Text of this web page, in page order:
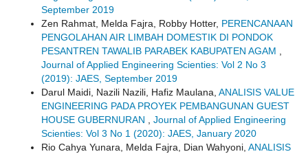
September 2019
Zen Rahmat, Melda Fajra, Robby Hotter, PERENCANAAN
PENGOLAHAN AIR LIMBAH DOMESTIK DI PONDOK
PESANTREN TAWALIB PARABEK KABUPATEN AGAM
Journal of Applied Engineering Scienties: Vol 2 No 3
(2019): JAES, September 2019
Darul Maidi, Nazili Nazili, Hafiz Maulana, ANALISIS VALUE
ENGINEERING PADA PROYEK PEMBANGUNAN GUEST
HOUSE GUBERNURAN
Journal of Applied Engineering
Scienties: Vol 3 No 1 (2020): JAES, January 2020
Rio Cahya Yunara, Melda Fajra, Dian Wahyoni, ANALISIS